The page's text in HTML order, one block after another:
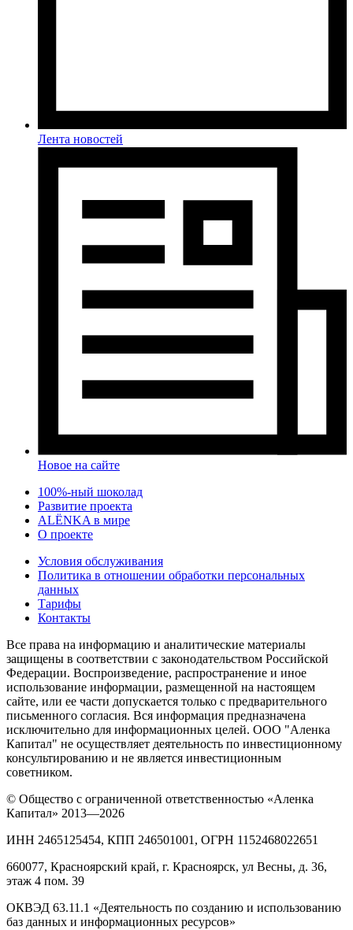
Лента новостей
Новое на сайте
100%-ный шоколад
Развитие проекта
ALЁNKA в мире
О проекте
Условия обслуживания
Политика в отношении обработки персональных
данных
Тарифы
Контакты
Все права на информацию и аналитические материалы
защищены в соответствии с законодательством Российской
Федерации. Воспроизведение, распространение и иное
использование информации, размещенной на настоящем
сайте, или ее части допускается только с предварительного
письменного согласия. Вся информация предназначена
исключительно для информационных целей. ООО "Аленка
Капитал" не осуществляет деятельность по инвестиционному
консультированию и не является инвестиционным
советником.
© Общество с ограниченной ответственностью «Аленка
Капитал» 2013—2026
ИНН 2465125454, КПП 246501001, ОГРН 1152468022651
660077, Красноярский край, г. Красноярск, ул Весны, д. 36,
этаж 4 пом. 39
ОКВЭД 63.11.1 «Деятельность по созданию и использованию
баз данных и информационных ресурсов»